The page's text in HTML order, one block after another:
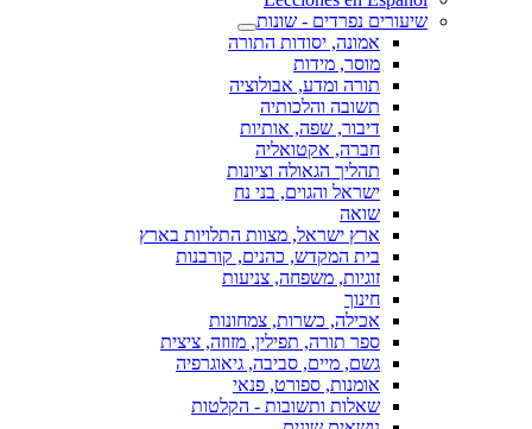
שיעורים נפרדים - שונות
אמונה, יסודות התורה
מוסר, מידות
תורה ומדע, אבולוציה
תשובה והלכותיה
דיבור, שפה, אותיות
חברה, אקטואליה
תהליך הגאולה וציונות
ישראל והגוים, בני נח
שואה
ארץ ישראל, מצוות התלויות בארץ
בית המקדש, כהנים, קורבנות
זוגיות, משפחה, צניעות
חינוך
אכילה, כשרות, צמחונות
ספר תורה, תפילין, מזוזה, ציצית
גשם, מיים, סביבה, גיאוגרפיה
אומנות, ספורט, פנאי
שאלות ותשובות - הקלטות